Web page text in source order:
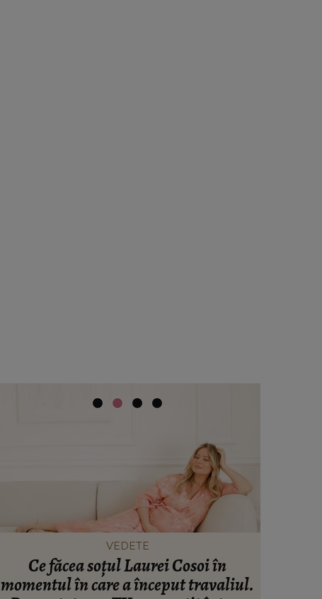
VEDETE
Ce făcea soțul Laurei Cosoi în
momentul în care a început travaliul.